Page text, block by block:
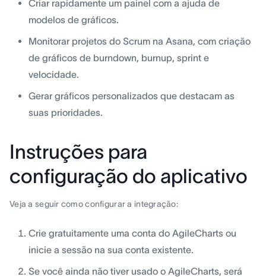
Criar rapidamente um painel com a ajuda de
modelos de gráficos.
Monitorar projetos do Scrum na Asana, com criação
de gráficos de burndown, burnup, sprint e
velocidade.
Gerar gráficos personalizados que destacam as
suas prioridades.
Instruções para
configuração do aplicativo
Veja a seguir como configurar a integração:
Crie gratuitamente uma conta do AgileCharts ou
inicie a sessão na sua conta existente.
Se você ainda não tiver usado o AgileCharts, será